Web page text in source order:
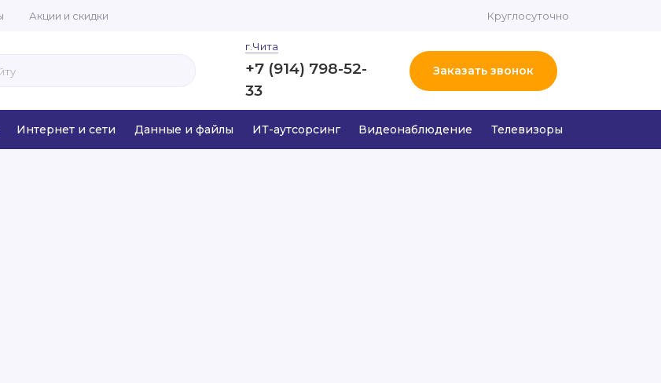
Акции и скидки Круглосуточно
г.Чита
+7 (914) 798-52-
33
Заказать звонок
Интернет и сети Данные и файлы ИТ-аутсорсинг Видеонаблюдение Телевизоры